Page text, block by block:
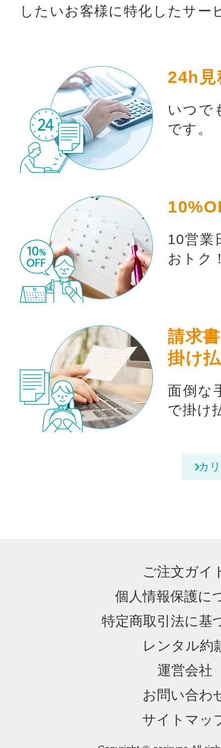
お買い物を続ける
したいお客様に特化したサー
24h見
いつで
です。
10営業
おトク
請求
掛け
面倒な
で掛け
カ
ご注文ガイ
個人情報保護に
特定商取引法に基
レンタル約
運営会社
お問い合わ
サイトマッ